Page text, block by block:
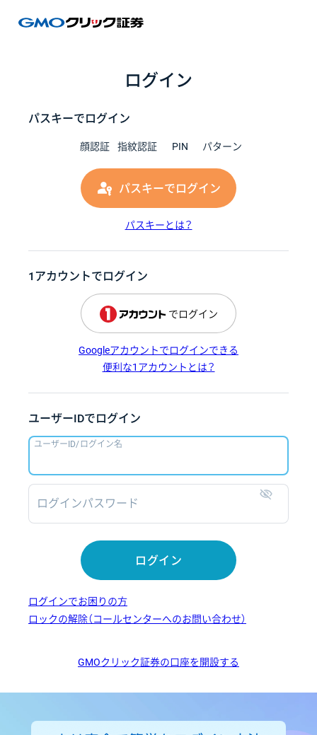
ログイン
パスキーでログイン
顔認証 指紋認証 PIN パターン
パスキーでログイン
パスキーとは？
1アカウントでログイン
でログイン
Googleアカウントでログインできる
便利な1アカウントとは？
ユーザーIDでログイン
ユーザーID/ログイン名
ログインパスワード
ログイン
ログインでお困りの方
ロックの解除（コールセンターへのお問い合わせ）
GMOクリック証券の口座を開設する